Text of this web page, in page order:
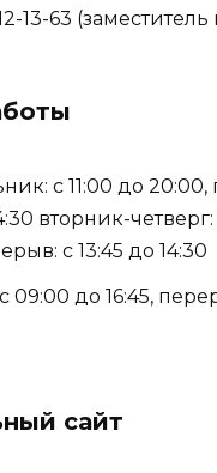
13-63
с 11:00 до
вторник-
с 13:45 до 14:30
09:00 до 16:45,
сайт